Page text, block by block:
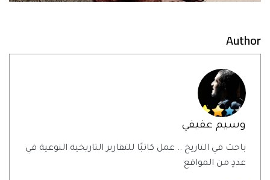
Author
وسيم عفيفي
باحث في التاريخ .. عمل كاتبًا للتقارير التاريخية النوعية في
عددٍ من المواقع